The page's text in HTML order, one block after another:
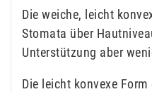
Die weiche, leicht
Stomata über
Unterstützung aber
Die leicht konvexe